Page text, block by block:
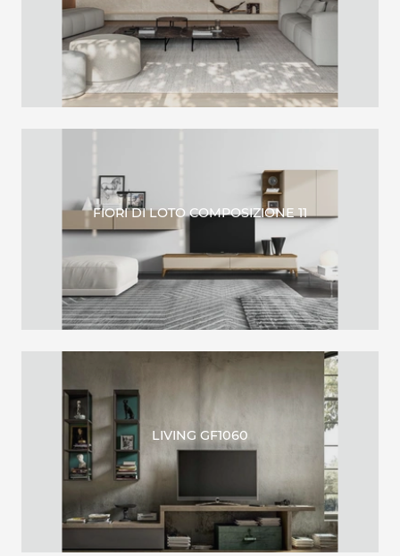
FIORI DI LOTO COMPOSIZIONE 11
LIVING GF1060